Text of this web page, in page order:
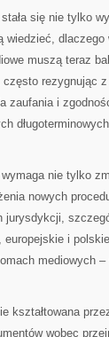
się nie tylko
muszą teraz
rezygnując
zaufania i
nie tylko
nowych
jurysdykcji,
i
mediowych
kształtowana
wobec